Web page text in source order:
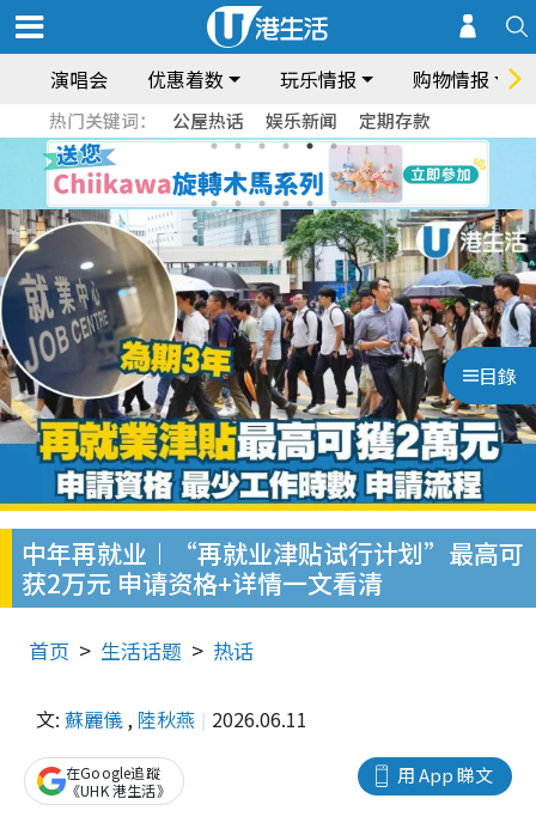
演唱会 优惠着数 玩乐情报 购物情报
热门关键词： 公屋热话 娱乐新闻 定期存款
目錄
中年再就业︱“再就业津贴试行计划”最高可
获2万元 申请资格+详情一文看清
首页 生活话题 热话
文: 蘇麗儀, 陸秋燕 2026.06.11
用 App 睇文
在Google追蹤
《UHK 港生活》